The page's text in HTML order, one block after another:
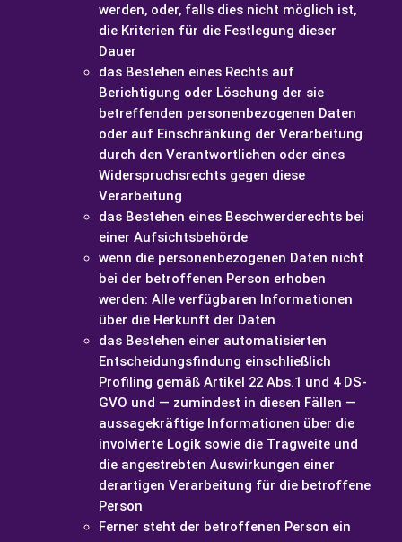
werden, oder, falls dies nicht möglich ist,
die Kriterien für die Festlegung dieser
Dauer
das Bestehen eines Rechts auf
Berichtigung oder Löschung der sie
betreffenden personenbezogenen Daten
oder auf Einschränkung der Verarbeitung
durch den Verantwortlichen oder eines
Widerspruchsrechts gegen diese
Verarbeitung
das Bestehen eines Beschwerderechts bei
einer Aufsichtsbehörde
wenn die personenbezogenen Daten nicht
bei der betroffenen Person erhoben
werden: Alle verfügbaren Informationen
über die Herkunft der Daten
das Bestehen einer automatisierten
Entscheidungsfindung einschließlich
Profiling gemäß Artikel 22 Abs.1 und 4 DS-
GVO und — zumindest in diesen Fällen —
aussagekräftige Informationen über die
involvierte Logik sowie die Tragweite und
die angestrebten Auswirkungen einer
derartigen Verarbeitung für die betroffene
Person
Ferner steht der betroffenen Person ein